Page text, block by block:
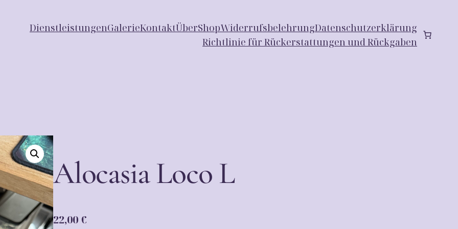
DienstleistungenGalerieKontaktÜberShopWiderrufsbelehrungDatenschutzerklärung
Richtlinie für Rückerstattungen und Rückgaben
Alocasia Loco L
22,00 €